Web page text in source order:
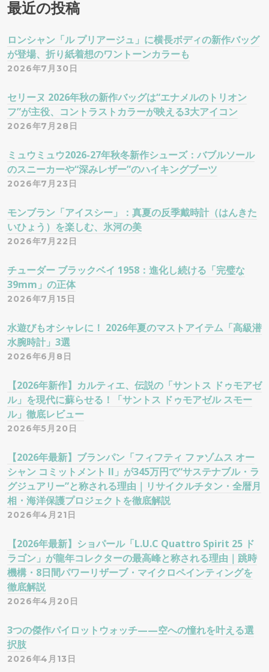
ン
最近の投稿
ロンシャン「ル プリアージュ」に横長ボディの新作バッグ
が登場、折り紙着想のワントーンカラーも
2026年7月30日
セリーヌ 2026年秋の新作バッグは“エナメルのトリオン
フ”が主役、コントラストカラーが映える3大アイコン
2026年7月28日
ミュウミュウ2026-27年秋冬新作シューズ：バブルソール
のスニーカーや“深みレザー”のハイキングブーツ
2026年7月23日
モンブラン「アイスシー」：真夏の反季戴時計（はんきた
いひょう）を楽しむ、氷河の美
2026年7月22日
チューダー ブラックベイ 1958：進化し続ける「完璧な
39mm」の正体
2026年7月15日
水遊びもオシャレに！ 2026年夏のマストアイテム「高級潜
水腕時計」3選
2026年6月8日
【2026年新作】カルティエ、伝説の「サントス ドゥモアゼ
ル」を現代に蘇らせる！「サントス ドゥモアゼル スモー
ル」徹底レビュー
2026年5月20日
【2026年最新】ブランパン「フィフティ ファゾムス オー
シャン コミットメント II」が345万円で“サステナブル・ラ
グジュアリー”と称される理由｜リサイクルチタン・全暦月
相・海洋保護プロジェクトを徹底解説
2026年4月21日
【2026年最新】ショパール「L.U.C Quattro Spirit 25 ド
ラゴン」が龍年コレクターの最高峰と称される理由｜跳時
機構・8日間パワーリザーブ・マイクロペインティングを
徹底解説
2026年4月20日
3つの傑作パイロットウォッチ——空への憧れを叶える選
択肢
2026年4月13日